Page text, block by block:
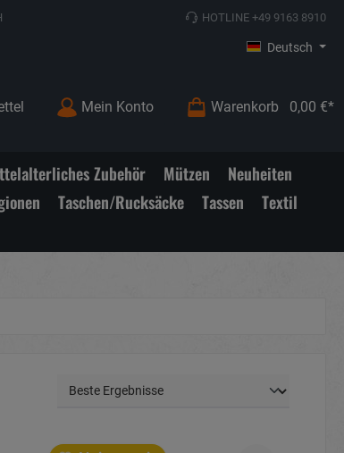
HOTLINE +49 9163 8910
Deutsch
Mein Konto Warenkorb 0,00 €*
Zubehör Mützen
Neuheiten
Taschen/Rucksäcke Tassen
Textil